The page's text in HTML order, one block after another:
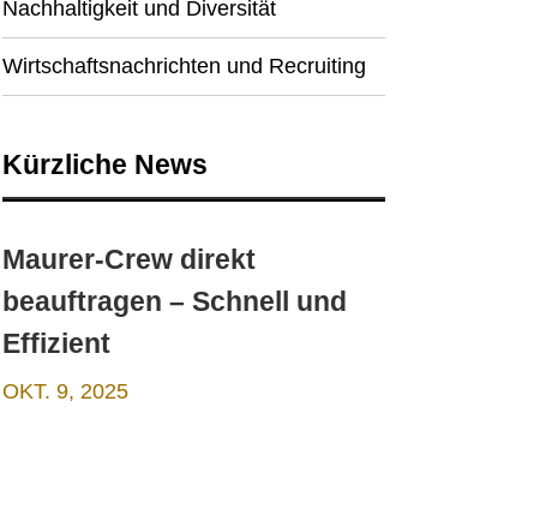
Nachhaltigkeit und Diversität
Wirtschaftsnachrichten und Recruiting
Kürzliche News
Maurer-Crew direkt
beauftragen – Schnell und
Effizient
OKT. 9, 2025